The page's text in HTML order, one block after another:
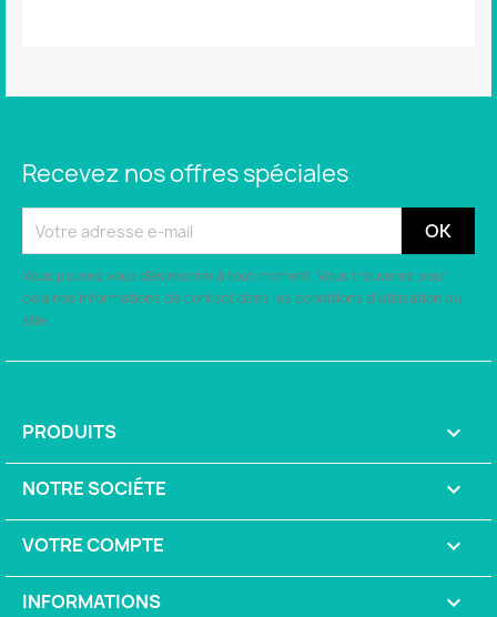
Recevez nos offres spéciales
Vous pouvez vous désinscrire à tout moment. Vous trouverez pour
cela nos informations de contact dans les conditions d'utilisation du
site.
PRODUITS 
NOTRE SOCIÉTE 
VOTRE COMPTE 
INFORMATIONS keyboard_arrow_down